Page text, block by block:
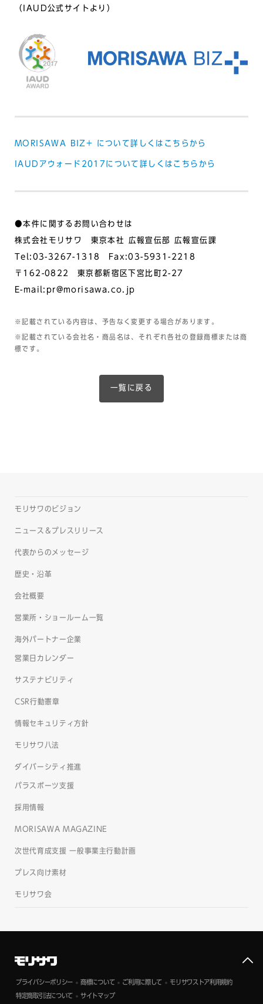
（IAUD公式サイトより ）
MORISAWA BIZ+ について詳しくはこちらから
IAUDアウォード2017について詳しくはこちらから
●本件に関するお問い合わせは
株式会社モリサワ 東京本社 広報宣伝部 広報宣伝課
Tel:03-3267-1318 Fax:03-5931-2218
〒162-0822 東京都新宿区下宮比町2-27
E-mail:pr@morisawa.co.jp
※記載されている内容は、予告なく変更する場合があります。
※記載されている会社名・商品名は、それぞれ各社の登録商標または商
標です。
一覧に戻る
モリサワのビジョン
ニュース＆プレスリリース
代表からのメッセージ
歴史・沿革
会社概要
営業所・ショールーム一覧
海外パートナー企業
営業日カレンダー
サステナビリティ
CSR行動憲章
情報セキュリティ方針
モリサワ八法
ダイバーシティ推進
パラスポーツ支援
採用情報
MORISAWA MAGAZINE
次世代育成支援 一般事業主行動計画
プレス向け素材
モリサワ会
プライバシーポリシー 商標について ご利用に際して モリサワストア利用規約
特定商取引法について サイトマップ